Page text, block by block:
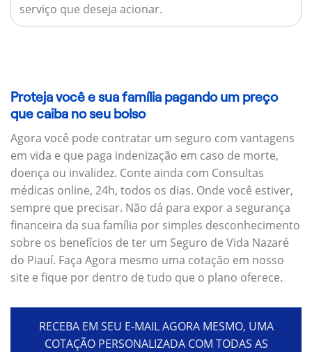
serviço que deseja acionar.
Proteja você e sua família pagando um preço
que caiba no seu bolso
Agora você pode contratar um seguro com vantagens
em vida e que paga indenização em caso de morte,
doença ou invalidez. Conte ainda com Consultas
médicas online, 24h, todos os dias. Onde você estiver,
sempre que precisar. Não dá para expor a segurança
financeira da sua família por simples desconhecimento
sobre os benefícios de ter um Seguro de Vida Nazaré
do Piauí. Faça Agora mesmo uma cotação em nosso
site e fique por dentro de tudo que o plano oferece.
RECEBA EM SEU E-MAIL AGORA MESMO, UMA
COTAÇÃO PERSONALIZADA COM TODAS AS